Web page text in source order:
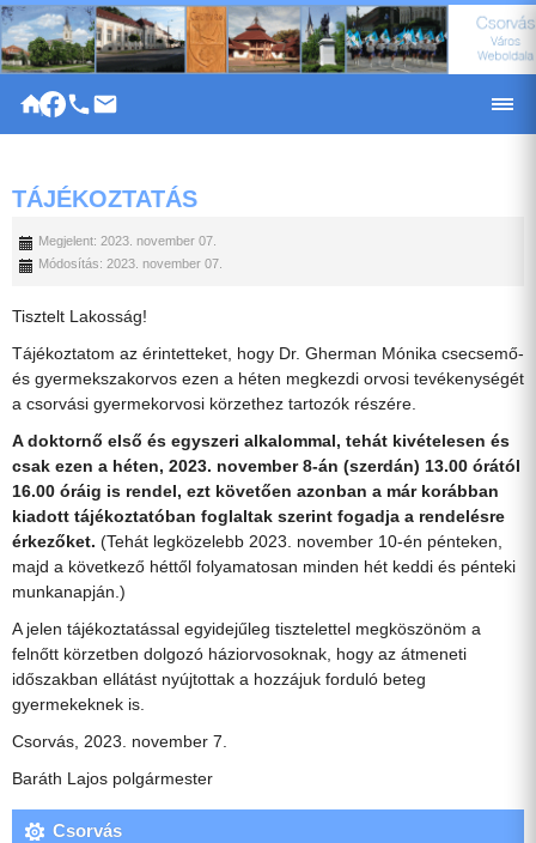
|
TÁJÉKOZTATÁS
Megjelent: 2023. november 07.
Módosítás: 2023. november 07.
Tisztelt Lakosság!
Tájékoztatom az érintetteket, hogy Dr. Gherman Mónika csecsemő-
és gyermekszakorvos ezen a héten megkezdi orvosi tevékenységét
a csorvási gyermekorvosi körzethez tartozók részére.
A doktornő első és egyszeri alkalommal, tehát kivételesen és
csak ezen a héten, 2023. november 8-án (szerdán) 13.00 órától
16.00 óráig is rendel, ezt követően azonban a már korábban
kiadott tájékoztatóban foglaltak szerint fogadja a rendelésre
érkezőket. (Tehát legközelebb 2023. november 10-én pénteken,
majd a következő héttől folyamatosan minden hét keddi és pénteki
munkanapján.)
A jelen tájékoztatással egyidejűleg tisztelettel megköszönöm a
felnőtt körzetben dolgozó háziorvosoknak, hogy az átmeneti
időszakban ellátást nyújtottak a hozzájuk forduló beteg
gyermekeknek is.
Csorvás, 2023. november 7.
Baráth Lajos polgármester
Csorvás